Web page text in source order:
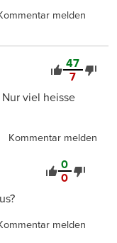
melden
47
7
viel heisse
Kommentar melden
0
0
melden